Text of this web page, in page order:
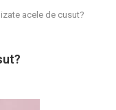
acele de cusut?